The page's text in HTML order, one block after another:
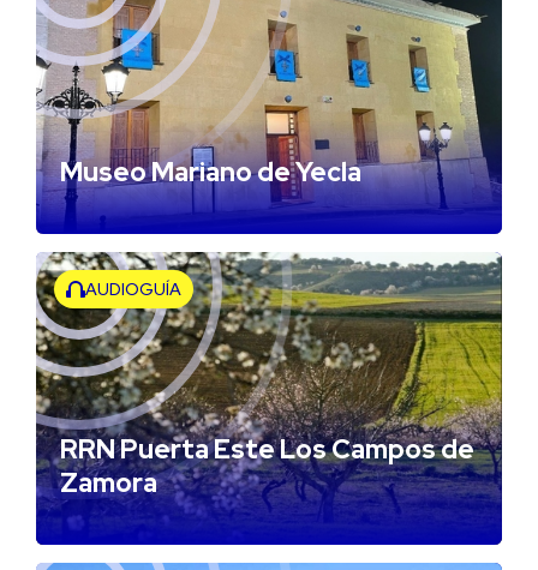
Museo Mariano de Yecla
AUDIOGUÍA
RRN Puerta Este Los Campos de
Zamora